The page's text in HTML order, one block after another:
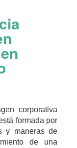
corporativa
á formada por
y maneras de
de una